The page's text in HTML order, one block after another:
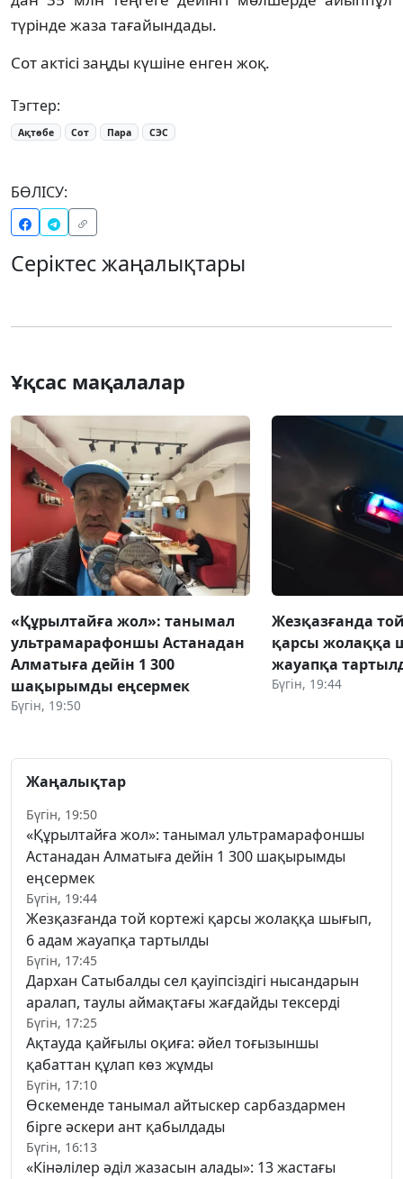
түрінде жаза тағайындады.
Сот актісі заңды күшіне енген жоқ.
Тэгтер:
Ақтөбе Сот Пара СЭС
БӨЛІСУ:
Серіктес жаңалықтары
Ұқсас мақалалар
«Құрылтайға жол»: танымал
ультрамарафоншы Астанадан
Алматыға дейін 1 300
шақырымды еңсермек
Бүгін, 19:50
Жезқазғанда
қарсы жолаққа
жауапқа
Бүгін, 19:44
Жаңалықтар
Бүгін, 19:50
«Құрылтайға жол»: танымал ультрамарафоншы
Астанадан Алматыға дейін 1 300 шақырымды
еңсермек
Бүгін, 19:44
Жезқазғанда той кортежі қарсы жолаққа шығып,
6 адам жауапқа тартылды
Бүгін, 17:45
Дархан Сатыбалды сел қауіпсіздігі нысандарын
аралап, таулы аймақтағы жағдайды тексерді
Бүгін, 17:25
Ақтауда қайғылы оқиға: әйел тоғызыншы
қабаттан құлап көз жұмды
Бүгін, 17:10
Өскеменде танымал айтыскер сарбаздармен
бірге әскери ант қабылдады
Бүгін, 16:13
«Кінәлілер әділ жазасын алады»: 13 жастағы